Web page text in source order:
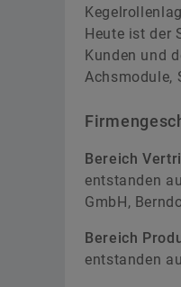
Heute ist der
Kunden und
Achsmodule,
Bereich
entstanden
GmbH,
Bereich
entstanden